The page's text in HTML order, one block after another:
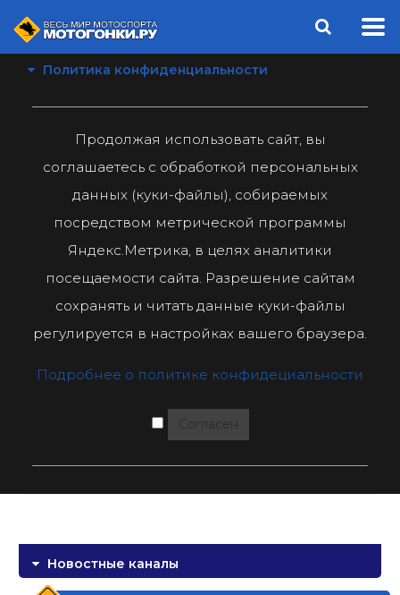
Политика конфиденциальности
Продолжая использовать сайт, вы
соглашаетесь с обработкой персональных
данных (куки-файлы), собираемых
посредством метрической программы
Яндекс.Метрика, в целях аналитики
посещаемости сайта. Разрешение сайтам
сохранять и читать данные куки-файлы
регулируется в настройках вашего браузера.
Подробнее о политике конфидециальности
Согласен
Новостные каналы